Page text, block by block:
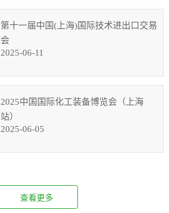
第十一届中国(上海)国际技术进出口交易
会
2025-06-11
2025中国国际化工装备博览会（上海
站）
2025-06-05
查看更多